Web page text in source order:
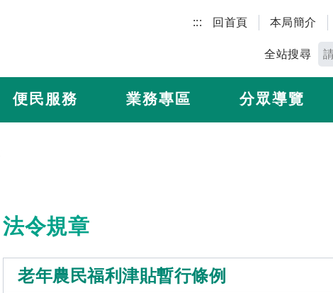
::: 回首頁 本局簡介
全站搜尋
便民服務 業務專區 分眾導覽
法令規章
老年農民福利津貼暫行條例